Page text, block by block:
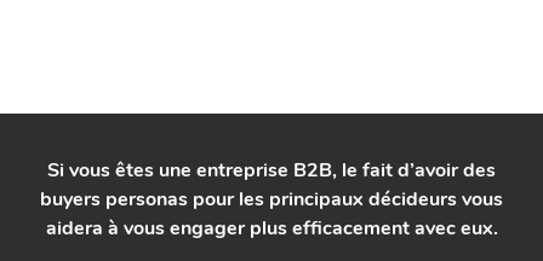
Si vous êtes une entreprise B2B, le fait d’avoir des
buyers personas pour les principaux décideurs vous
aidera à vous engager plus efficacement avec eux.